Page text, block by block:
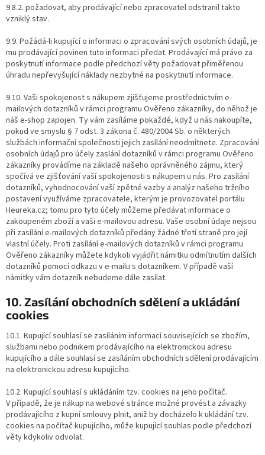
9.8.2. požadovat, aby prodávající nebo zpracovatel odstranil takto
vzniklý stav.
9.9. Požádá-li kupující o informaci o zpracování svých osobních údajů, je
mu prodávající povinen tuto informaci předat. Prodávající má právo za
poskytnutí informace podle předchozí věty požadovat přiměřenou
úhradu nepřevyšující náklady nezbytné na poskytnutí informace.
9.10. Vaši spokojenost s nákupem zjišťujeme prostřednictvím e-
mailových dotazníků v rámci programu Ověřeno zákazníky, do něhož je
náš e-shop zapojen. Ty vám zasíláme pokaždé, když u nás nakoupíte,
pokud ve smyslu § 7 odst. 3 zákona č. 480/2004 Sb. o některých
službách informační společnosti jejich zasílání neodmítnete. Zpracování
osobních údajů pro účely zaslání dotazníků v rámci programu Ověřeno
zákazníky provádíme na základě našeho oprávněného zájmu, který
spočívá ve zjišťování vaší spokojenosti s nákupem u nás. Pro zasílání
dotazníků, vyhodnocování vaší zpětné vazby a analýz našeho tržního
postavení využíváme zpracovatele, kterým je provozovatel portálu
Heureka.cz; tomu pro tyto účely můžeme předávat informace o
zakoupeném zboží a vaši e-mailovou adresu. Vaše osobní údaje nejsou
při zasílání e-mailových dotazníků předány žádné třetí straně pro její
vlastní účely. Proti zasílání e-mailových dotazníků v rámci programu
Ověřeno zákazníky můžete kdykoli vyjádřit námitku odmítnutím dalších
dotazníků pomocí odkazu v e-mailu s dotazníkem. V případě vaší
námitky vám dotazník nebudeme dále zasílat.
10. Zasílání obchodních sdělení a ukládání
cookies
10.1. Kupující souhlasí se zasíláním informací souvisejících se zbožím,
službami nebo podnikem prodávajícího na elektronickou adresu
kupujícího a dále souhlasí se zasíláním obchodních sdělení prodávajícím
na elektronickou adresu kupujícího.
10.2. Kupující souhlasí s ukládáním tzv. cookies na jeho počítač.
V případě, že je nákup na webové stránce možné provést a závazky
prodávajícího z kupní smlouvy plnit, aniž by docházelo k ukládání tzv.
cookies na počítač kupujícího, může kupující souhlas podle předchozí
věty kdykoliv odvolat.